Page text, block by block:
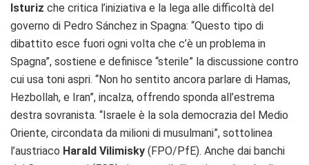
Isturiz che critica l’iniziativa e la lega alle difficoltà del
governo di Pedro Sánchez in Spagna: “Questo tipo di
dibattito esce fuori ogni volta che c’è un problema in
Spagna”, sostiene e definisce “sterile” la discussione contro
cui usa toni aspri. “Non ho sentito ancora parlare di Hamas,
Hezbollah, e Iran”, incalza, offrendo sponda all’estrema
destra sovranista. “Israele è la sola democrazia del Medio
Oriente, circondata da milioni di musulmani”, sottolinea
l’austriaco Harald Vilimisky (FPO/PfE). Anche dai banchi